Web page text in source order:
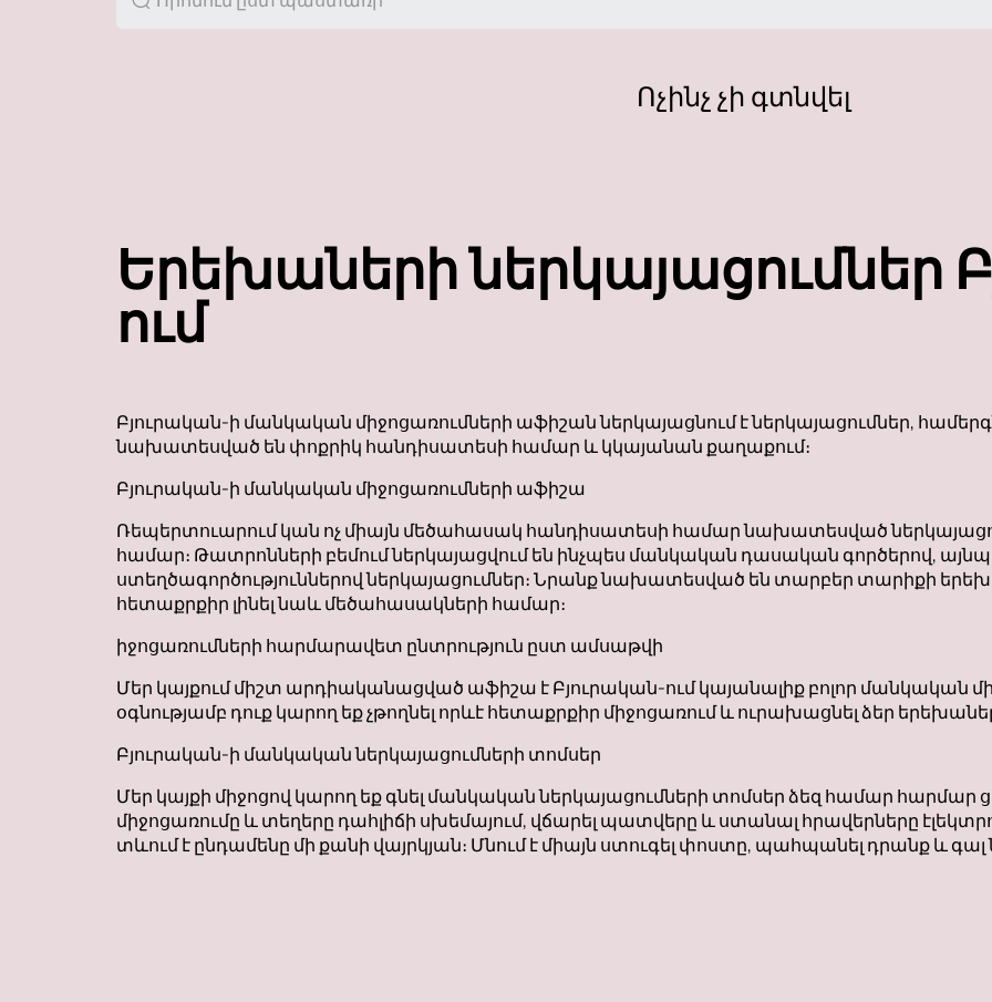
Ոչինչ չի գտնվել
Երեխաների ներկայացումներ
ում
Բյուրական-ի մանկական միջոցառումների աֆիշան ներկայացնում է ներկայացումներ,
նախատեսված են փոքրիկ հանդիսատեսի համար և կկայանան քաղաքում։
Բյուրական-ի մանկական միջոցառումների աֆիշա
Ռեպերտուարում կան ոչ միայն մեծահասակ հանդիսատեսի համար նախատեսված
համար։ Թատրոնների բեմում ներկայացվում են ինչպես մանկական դասական գործերով,
ստեղծագործություններով ներկայացումներ։ Նրանք նախատեսված են տարբեր տարիքի
հետաքրքիր լինել նաև մեծահասակների համար։
իջոցառումների հարմարավետ ընտրություն ըստ ամսաթվի
Մեր կայքում միշտ արդիականացված աֆիշա է Բյուրական-ում կայանալիք բոլոր մանկական
օգնությամբ դուք կարող եք չթողնել որևէ հետաքրքիր միջոցառում և ուրախացնել ձեր
Բյուրական-ի մանկական ներկայացումների տոմսեր
Մեր կայքի միջոցով կարող եք գնել մանկական ներկայացումների տոմսեր ձեզ համար
միջոցառումը և տեղերը դահլիճի սխեմայում, վճարել պատվերը և ստանալ հրավերները
տևում է ընդամենը մի քանի վայրկյան։ Մնում է միայն ստուգել փոստը, պահպանել դրանք և